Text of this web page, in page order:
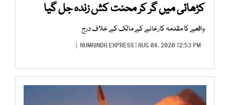
کڑھائی میں گر کر محنت کش زندہ جل گیا
واقعے کا مقدمہ کارخانے کے مالک کے خلاف درج
NUMAINDA EXPRESS| AUG 04, 2020 12:53 PM |